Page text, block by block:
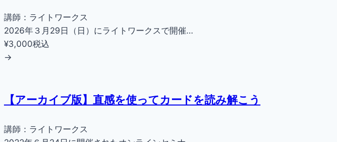
講師：ライトワークス
2026年３月29日（日）にライトワークスで開催…
¥3,000税込
→
【アーカイブ版】直感を使ってカードを読み解こう
講師：ライトワークス